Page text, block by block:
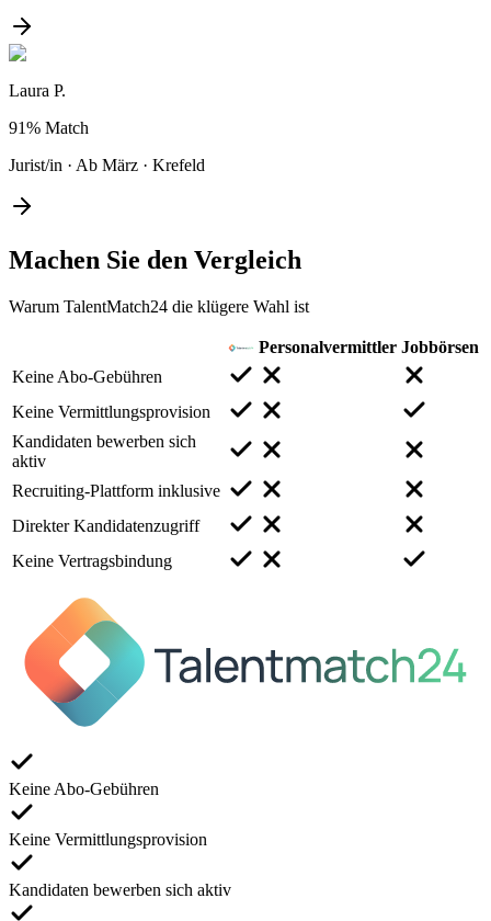
Laura P.
91% Match
Jurist/in · Ab März · Krefeld
Machen Sie den Vergleich
Warum TalentMatch24 die klügere Wahl ist
Personalvermittler Jobbörsen
Keine Abo-Gebühren
Keine Vermittlungsprovision
Kandidaten bewerben sich
aktiv
Recruiting-Plattform inklusive
Direkter Kandidatenzugriff
Keine Vertragsbindung
Keine Abo-Gebühren
Keine Vermittlungsprovision
Kandidaten bewerben sich aktiv